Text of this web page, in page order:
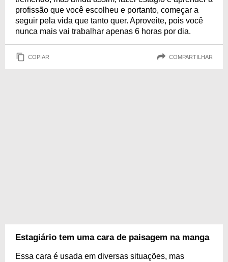
profissão que você escolheu e portanto, começar a
seguir pela vida que tanto quer. Aproveite, pois você
nunca mais vai trabalhar apenas 6 horas por dia.
COPIAR COMPARTILHAR
Estagiário tem uma cara de paisagem na manga
Essa cara é usada em diversas situações, mas